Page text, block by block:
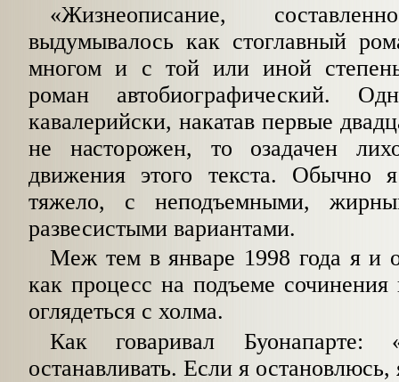
«Жизнеописание,
выдумывалось как стоглавный
многом и с той или иной
роман автобиографический.
кавалерийски, накатав первые
не насторожен, то озадачен
движения этого текста.
тяжело, с неподъемными,
развесистыми вариантами.
Меж тем в январе 1998 года я и
как процесс на подъеме сочинения
оглядеться с холма.
Как говаривал
останавливать. Если я остановлюсь,